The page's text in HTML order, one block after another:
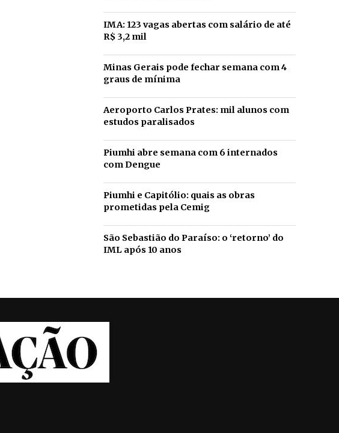
IMA: 123 vagas abertas com salário de até
R$ 3,2 mil
Minas Gerais pode fechar semana com 4
graus de mínima
Aeroporto Carlos Prates: mil alunos com
estudos paralisados
Piumhi abre semana com 6 internados
com Dengue
Piumhi e Capitólio: quais as obras
prometidas pela Cemig
São Sebastião do Paraíso: o ‘retorno’ do
IML após 10 anos